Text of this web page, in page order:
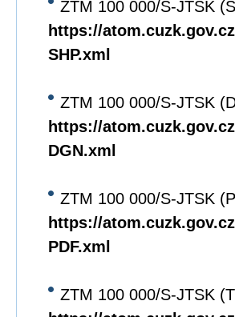
ZTM 100 000/S-JTSK
https://
SHP.xml
ZTM 100 000/S-JTSK
https://
DGN.xml
ZTM 100 000/S-JTSK
https://
PDF.xml
ZTM 100 000/S-JTSK